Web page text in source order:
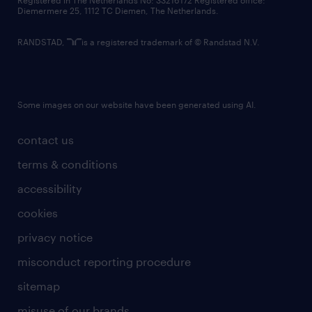
contact us
terms & conditions
accessibility
cookies
privacy notice
misconduct reporting procedure
sitemap
Diemermere 25, 1112 TC Diemen, The Netherlands.
RANDSTAD, is a registered trademark of © Randstad N.V.
Some images on our website have been generated using AI.